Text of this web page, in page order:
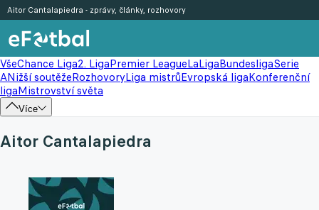
VšeChance Liga2. LigaPremier LeagueLaLigaBundesligaSerie
ANižší soutěžeRozhovoryLiga mistrůEvropská ligaKonferenční
ligaMistrovství světa
Více
Aitor Cantalapiedra - zprávy, články, rozhovory
Aitor Cantalapiedra